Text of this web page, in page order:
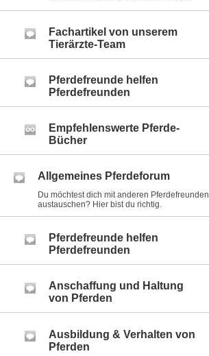
Fachartikel von unserem
Tierärzte-Team
Pferdefreunde helfen
Pferdefreunden
Empfehlenswerte Pferde-
Bücher
Allgemeines Pferdeforum
Du möchtest dich mit anderen Pferdefreunden
austauschen? Hier bist du richtig.
Pferdefreunde helfen
Pferdefreunden
Anschaffung und Haltung
von Pferden
Ausbildung & Verhalten von
Pferden